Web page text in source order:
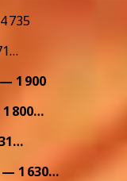
735
1 900
800…
1 630…